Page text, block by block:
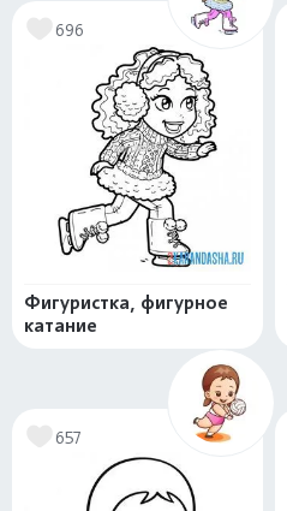
696
Фигуристка, фигурное
катание
657